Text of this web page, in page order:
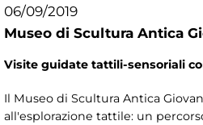
06/09/2019
Museo di Scultura Antica
Visite guidate tattili-sensoriali
Il Museo di Scultura Antica
all'esplorazione tattile: un